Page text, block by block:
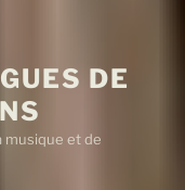
DE
musique et de